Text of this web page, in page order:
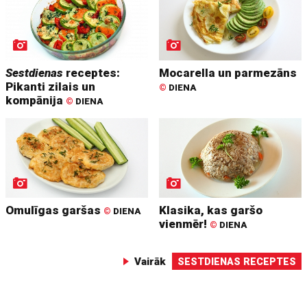
Sestdienas receptes:
Pikanti zilais un
kompānija © DIENA
Mocarella un parmezāns
© DIENA
Omulīgas garšas © DIENA
Klasika, kas garšo
vienmēr! © DIENA
Vairāk SESTDIENAS RECEPTES